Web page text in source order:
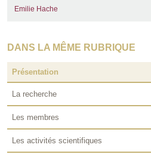
Emilie Hache
DANS LA MÊME RUBRIQUE
Présentation
La recherche
Les membres
Les activités scientifiques